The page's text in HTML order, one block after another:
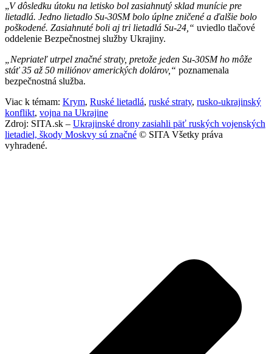
„V dôsledku útoku na letisko bol zasiahnutý sklad munície pre
lietadlá. Jedno lietadlo Su-30SM bolo úplne zničené a ďalšie bolo
poškodené. Zasiahnuté boli aj tri lietadlá Su-24,“ uviedlo tlačové
oddelenie Bezpečnostnej služby Ukrajiny.
„Nepriateľ utrpel značné straty, pretože jeden Su-30SM ho môže
stáť 35 až 50 miliónov amerických dolárov,“ poznamenala
bezpečnostná služba.
Viac k témam: Krym, Ruské lietadlá, ruské straty, rusko-ukrajinský
konflikt, vojna na Ukrajine
Zdroj: SITA.sk – Ukrajinské drony zasiahli päť ruských vojenských
lietadiel, škody Moskvy sú značné © SITA Všetky práva
vyhradené.